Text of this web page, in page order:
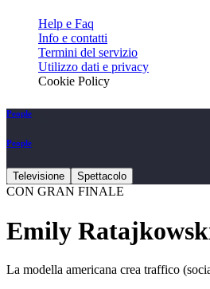
Help e Faq
Info e contatti
Termini del servizio
Utilizzo dati e privacy
Cookie Policy
People
People
Televisione Spettacolo
CON GRAN FINALE
Emily
La modella americana crea traffico